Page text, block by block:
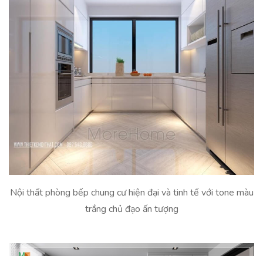
Nội thất phòng bếp chung cư hiện đại và tinh tế với tone màu
trắng chủ đạo ấn tượng